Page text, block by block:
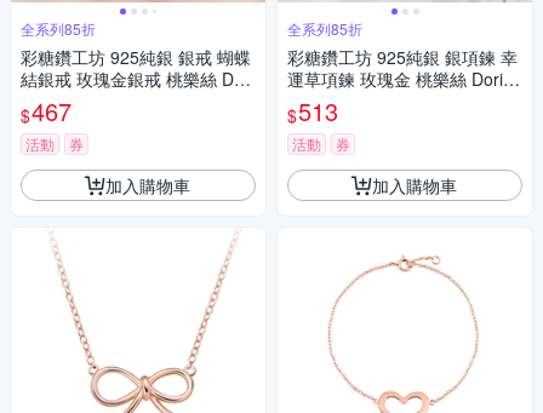
全系列85折
彩糖鑽工坊 925純銀 銀戒 蝴蝶
結銀戒 玫瑰金銀戒 桃樂絲 Dori
s系列
$467
活動 券
加入購物車
全系列85折
彩糖鑽工坊 925純銀 銀項鍊 幸
運草項鍊 玫瑰金 桃樂絲 Doris
系列
$513
活動 券
加入購物車